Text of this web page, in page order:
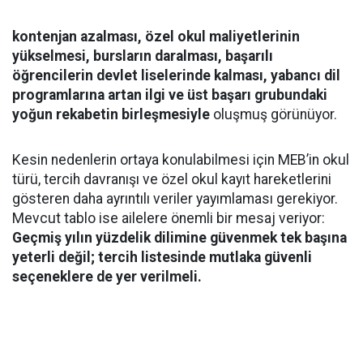
kontenjan azalması, özel okul maliyetlerinin
yükselmesi, bursların daralması, başarılı
öğrencilerin devlet liselerinde kalması, yabancı dil
programlarına artan ilgi ve üst başarı grubundaki
yoğun rekabetin birleşmesiyle oluşmuş görünüyor.
Kesin nedenlerin ortaya konulabilmesi için MEB’in okul
türü, tercih davranışı ve özel okul kayıt hareketlerini
gösteren daha ayrıntılı veriler yayımlaması gerekiyor.
Mevcut tablo ise ailelere önemli bir mesaj veriyor:
Geçmiş yılın yüzdelik dilimine güvenmek tek başına
yeterli değil; tercih listesinde mutlaka güvenli
seçeneklere de yer verilmeli.